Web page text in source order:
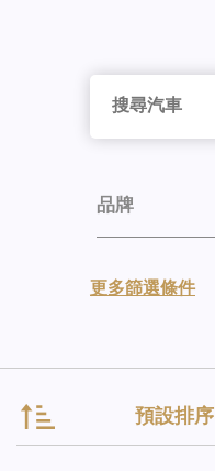
品牌
更多篩選條件
預設排序